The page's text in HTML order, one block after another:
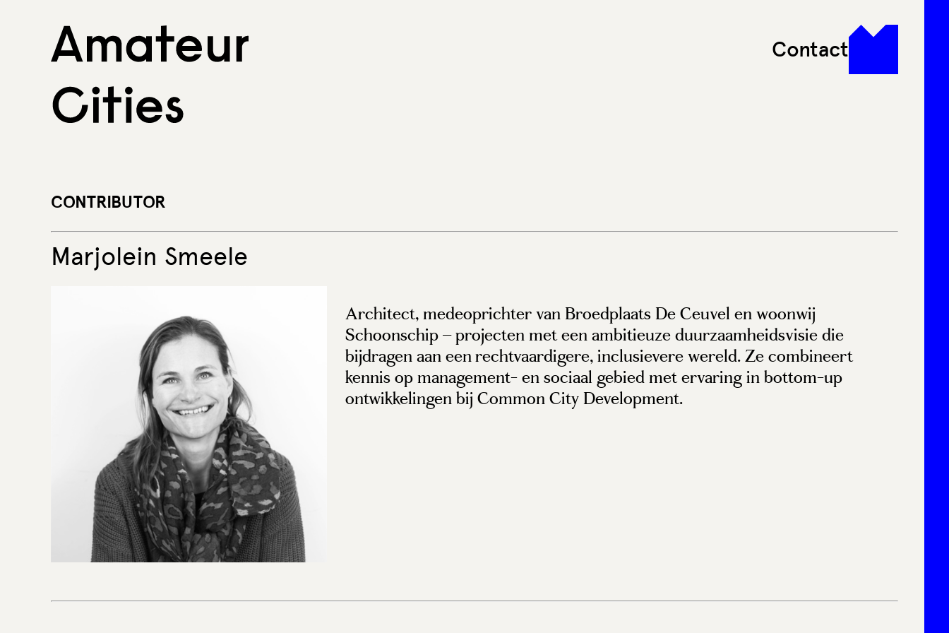
Skip
to
Contact
CONTRIBUTOR
Marjolein Smeele
Architect, medeoprichter van Broedplaats De Ceuvel en woonwij
Schoonschip – projecten met een ambitieuze duurzaamheidsvisie die
bijdragen aan een rechtvaardigere, inclusievere wereld. Ze combineert
kennis op management- en sociaal gebied met ervaring in bottom-up
ontwikkelingen bij Common City Development.